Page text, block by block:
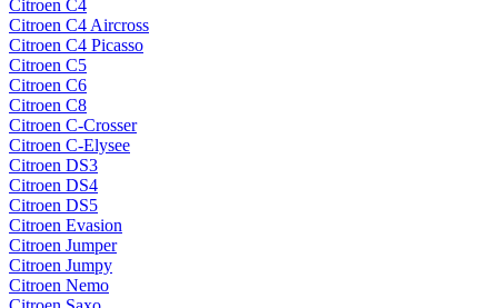
Citroen C4
Citroen C4 Aircross
Citroen C4 Picasso
Citroen C5
Citroen C6
Citroen C8
Citroen C-Crosser
Citroen C-Elysee
Citroen DS3
Citroen DS4
Citroen DS5
Citroen Evasion
Citroen Jumper
Citroen Jumpy
Citroen Nemo